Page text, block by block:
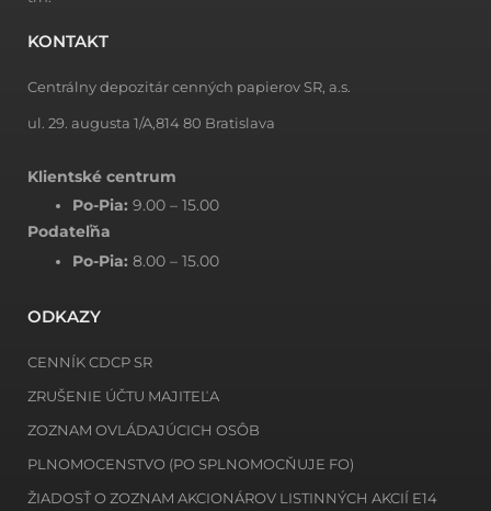
KONTAKT
Centrálny depozitár cenných papierov SR, a.s.
ul. 29. augusta 1/A,814 80 Bratislava
Klientské centrum
Po-Pia: 9.00 – 15.00
Podateľňa
Po-Pia:8.00 – 15.00
ODKAZY
CENNÍK CDCP SR
ZRUŠENIE ÚČTU MAJITEĽA
ZOZNAM OVLÁDAJÚCICH OSÔB
PLNOMOCENSTVO (PO SPLNOMOCŇUJE FO)
ŽIADOSŤ O ZOZNAM AKCIONÁROV LISTINNÝCH AKCIÍ E14